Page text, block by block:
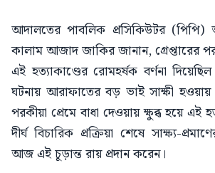
আদালতের পাবলিক প্রসিকিউটর
কালাম আজাদ জাকির জানান, গ্রেপ্তারের
এই হত্যাকাণ্ডের রোমহর্ষক বর্ণনা
ঘটনায় আরাফাতের বড় ভাই সাক্ষী
পরকীয়া প্রেমে বাধা দেওয়ায় ক্ষুব্ধ হয়ে এই
দীর্ঘ বিচারিক প্রক্রিয়া শেষে সাক্ষ্য-
আজ এই চূড়ান্ত রায় প্রদান করেন।